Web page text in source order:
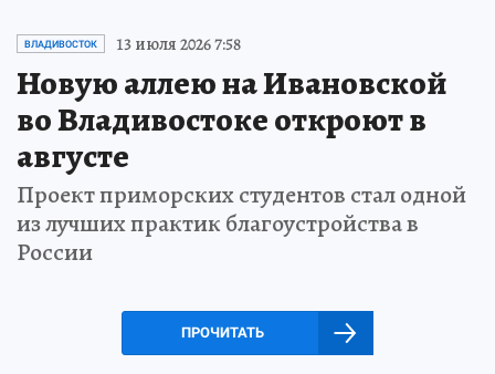
ВЛАДИВОСТОК 13 июля 2026 7:58
Новую аллею на Ивановской
во Владивостоке откроют в
августе
Проект приморских студентов стал одной
из лучших практик благоустройства в
России
ПРОЧИТАТЬ